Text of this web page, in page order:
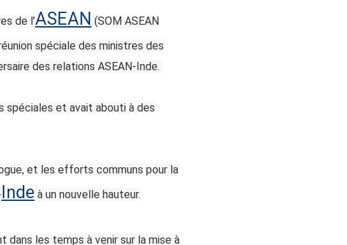
de l’ASEAN (SOM ASEAN
spéciale des ministres des
des relations ASEAN-Inde.
spéciales et avait abouti à des
et les efforts communs pour la
Inde à un nouvelle hauteur.
dans les temps à venir sur la mise à